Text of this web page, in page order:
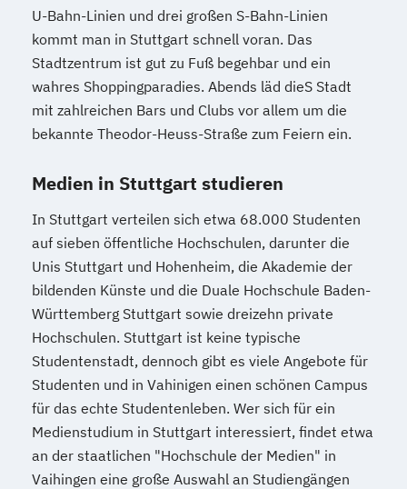
U-Bahn-Linien und drei großen S-Bahn-Linien
kommt man in Stuttgart schnell voran. Das
Stadtzentrum ist gut zu Fuß begehbar und ein
wahres Shoppingparadies. Abends läd dieS Stadt
mit zahlreichen Bars und Clubs vor allem um die
bekannte Theodor-Heuss-Straße zum Feiern ein.
Medien in Stuttgart studieren
In Stuttgart verteilen sich etwa 68.000 Studenten
auf sieben öffentliche Hochschulen, darunter die
Unis Stuttgart und Hohenheim, die Akademie der
bildenden Künste und die Duale Hochschule Baden-
Württemberg Stuttgart sowie dreizehn private
Hochschulen. Stuttgart ist keine typische
Studentenstadt, dennoch gibt es viele Angebote für
Studenten und in Vahinigen einen schönen Campus
für das echte Studentenleben. Wer sich für ein
Medienstudium in Stuttgart interessiert, findet etwa
an der staatlichen "Hochschule der Medien" in
Vaihingen eine große Auswahl an Studiengängen